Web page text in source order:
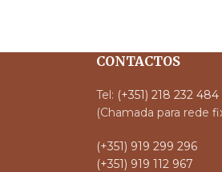
CONTACTOS
Tel: (+351) 218 232 484
(Chamada para rede
(+351) 919 299 296
(+351) 919 112 967